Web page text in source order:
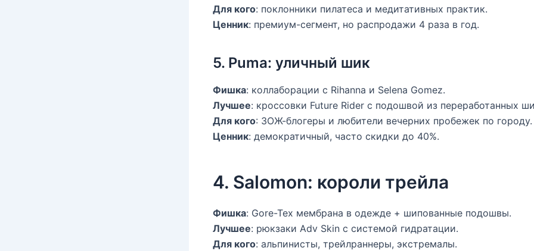
Для кого: поклонники пилатеса и медитативных практик.
Ценник: премиум-сегмент, но распродажи 4 раза в год.
5. Puma: уличный шик
Фишка: коллаборации с Rihanna и Selena Gomez.
Лучшее: кроссовки Future Rider с подошвой из переработанных
Для кого: ЗОЖ-блогеры и любители вечерних пробежек по городу.
Ценник: демократичный, часто скидки до 40%.
4. Salomon: короли трейла
Фишка: Gore-Tex мембрана в одежде + шипованные подошвы.
Лучшее: рюкзаки Adv Skin с системой гидратации.
Для кого: альпинисты, трейлраннеры, экстремалы.